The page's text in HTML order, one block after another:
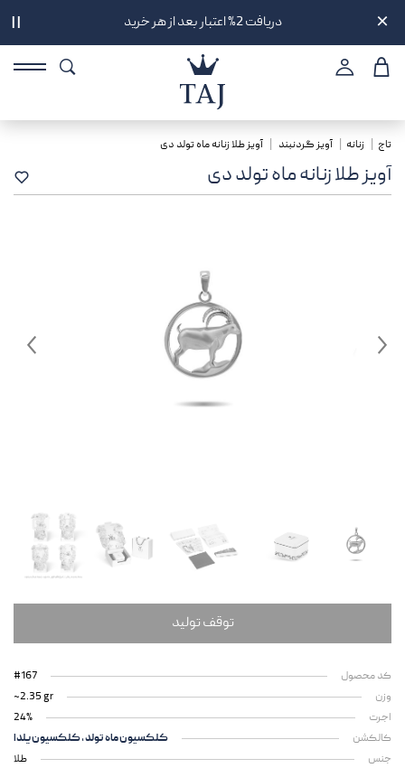
دریافت 2% اعتبار بعد از هر خرید
تاج زنانه آویز گردنبند آویز طلا زنانه ماه تولد دی
آویز طلا زنانه ماه تولد دی
توقف تولید
کد محصول
#167
وزن
~2.35 gr
اجرت
24%
کالکشن
کلکسیون ماه تولد کلکسیون یلدا
جنس
طلا